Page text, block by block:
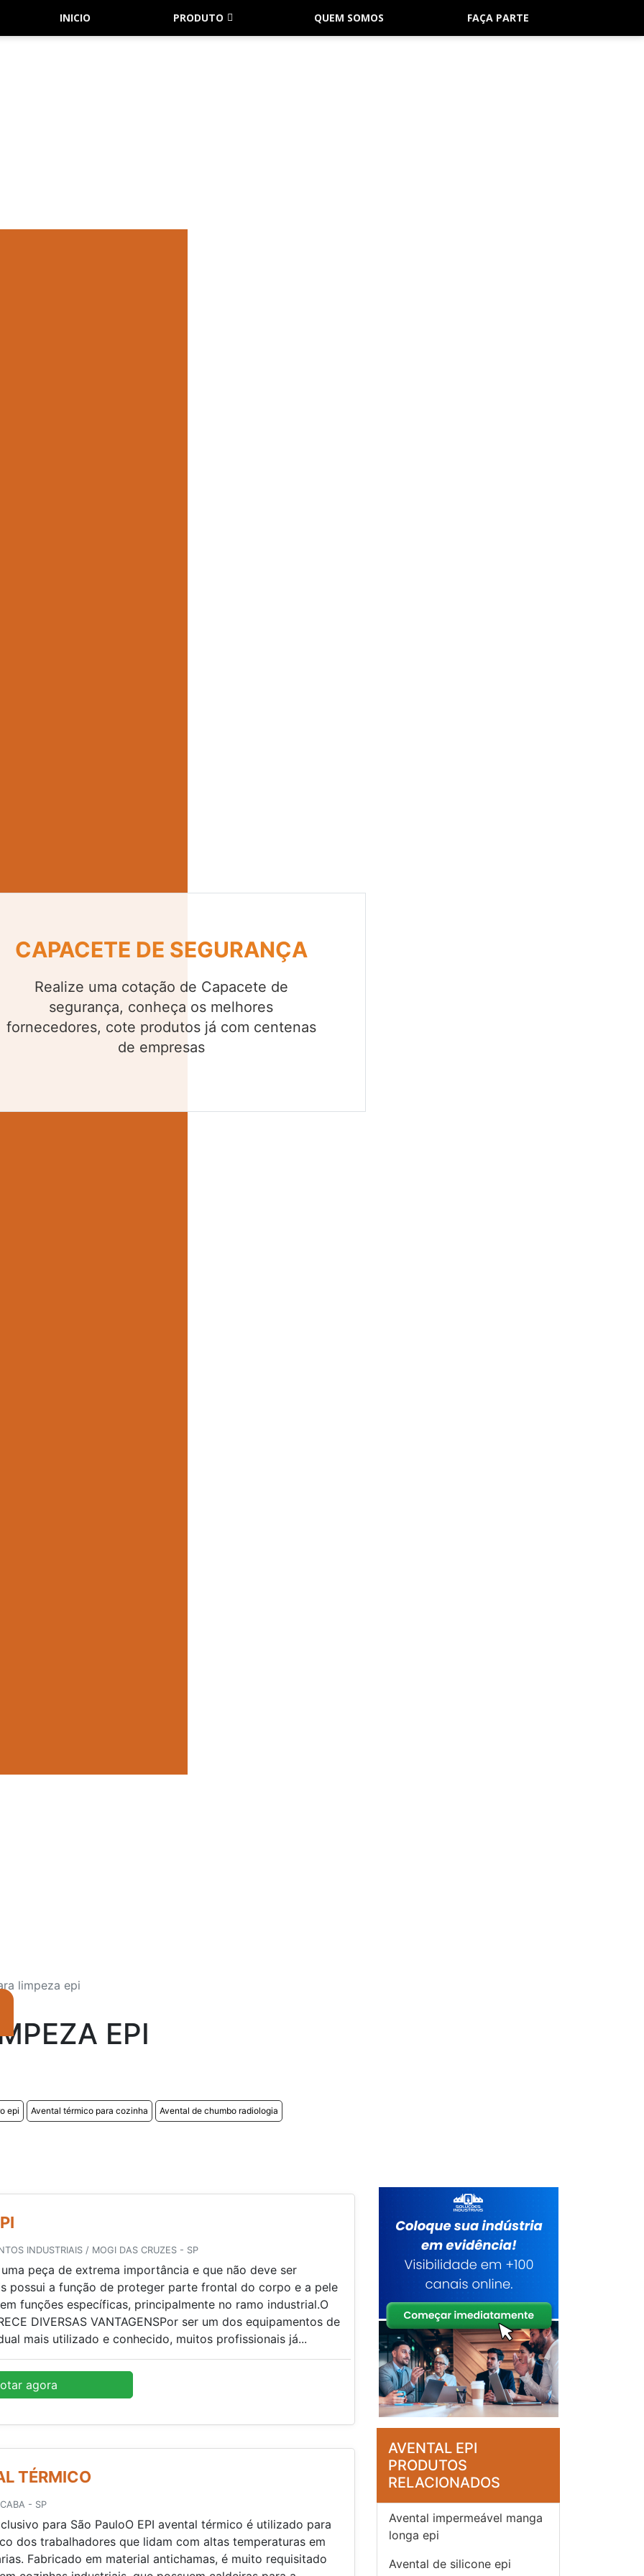
INICIO PRODUTO QUEM SOMOS FAÇA PARTE
CINTO DE SEGURANÇA
Realize uma cotação de Cinto de segurança,
conheça os melhores fornecedores, cote
produtos já com centenas de empresas
limpeza epi
EPI
epi Avental térmico para cozinha Avental de chumbo radiologia
INDUSTRIAIS / MOGI DAS CRUZES - SP
uma peça de extrema importância e que não deve ser
possui a função de proteger parte frontal do corpo e a pele
funções específicas, principalmente no ramo industrial.O
DIVERSAS VANTAGENSPor ser um dos equipamentos de
mais utilizado e conhecido, muitos profissionais já...
agora
TÉRMICO
- SP
para São PauloO EPI avental térmico é utilizado para
dos trabalhadores que lidam com altas temperaturas em
Fabricado em material antichamas, é muito requisitado
AVENTAL EPI
PRODUTOS
RELACIONADOS
Avental impermeável manga
longa epi
Avental de silicone epi